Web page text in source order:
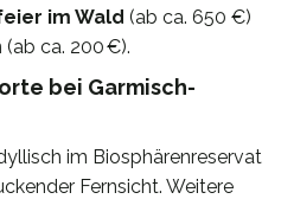
im Wald (ab ca. 650 €)
ca. 200 €).
bei Garmisch-
im Biosphärenreservat
Fernsicht. Weitere